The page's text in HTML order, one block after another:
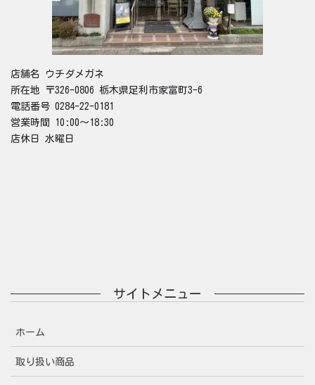
店舗名 ウチダメガネ
所在地 〒326-0806 栃木県足利市家富町3-6
電話番号 0284-22-0181
営業時間 10:00～18:30
店休日 水曜日
サイトメニュー
ホーム
取り扱い商品